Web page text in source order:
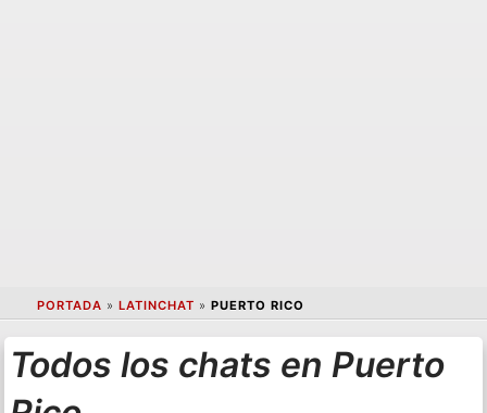
PORTADA » LATINCHAT » PUERTO RICO
Todos los chats en Puerto